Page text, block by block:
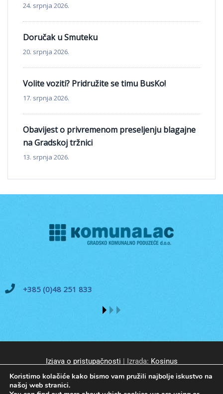
24. srpnja 2026.
Doručak u Smuteku
20. srpnja 2026.
Volite voziti? Pridružite se timu BusKo!
17. srpnja 2026.
Obavijest o privremenom preseljenju blagajne
na Gradskoj tržnici
13. srpnja 2026.
+385 (0)48 251 833
Izjava o pristupačnosti | Izrada: Kosinus
Koristimo kolačiće kako bismo vam pružili najbolje iskustvo na
našoj web stranici.